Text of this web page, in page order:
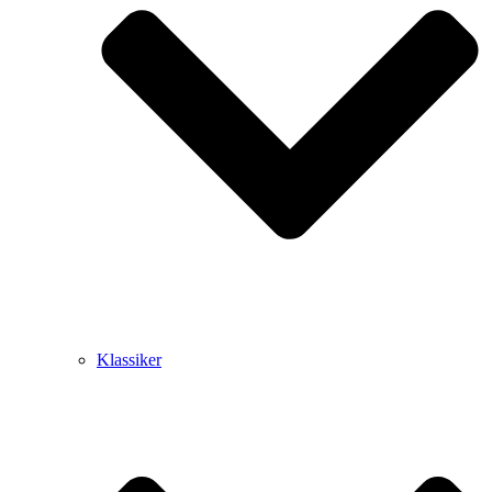
Klassiker